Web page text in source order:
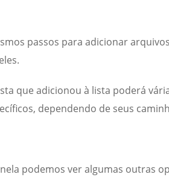
passos para adicionar
que adicionou à lista poderá
dependendo de seus
podemos ver algumas outras